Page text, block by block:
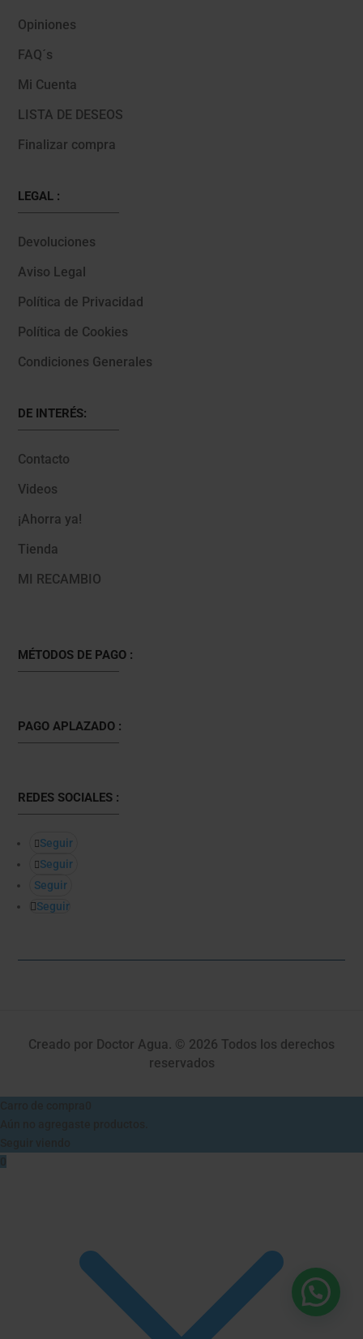
Opiniones
FAQ´s
Mi Cuenta
LISTA DE DESEOS
Finalizar compra
LEGAL :
Devoluciones
Aviso Legal
Política de Privacidad
Política de Cookies
Condiciones Generales
DE INTERÉS:
Contacto
Videos
¡Ahorra ya!
Tienda
MI RECAMBIO
MÉTODOS DE PAGO :
PAGO APLAZADO :
REDES SOCIALES :
Seguir
Seguir
Seguir
Seguir
Creado por Doctor Agua. © 2026 Todos los derechos
reservados